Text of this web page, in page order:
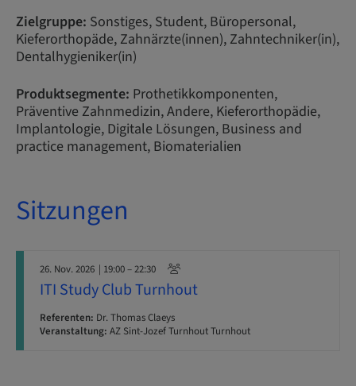
Zielgruppe: Sonstiges, Student, Büropersonal,
Kieferorthopäde, Zahnärzte(innen), Zahntechniker(in),
Dentalhygieniker(in)
Produktsegmente: Prothetikkomponenten,
Präventive Zahnmedizin, Andere, Kieferorthopädie,
Implantologie, Digitale Lösungen, Business and
practice management, Biomaterialien
Sitzungen
26. Nov. 2026 | 19:00 – 22:30
ITI Study Club Turnhout
Referenten: Dr. Thomas Claeys
Veranstaltung: AZ Sint-Jozef Turnhout Turnhout